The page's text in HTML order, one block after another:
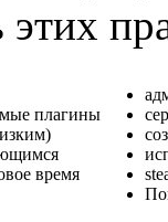
плагины
время